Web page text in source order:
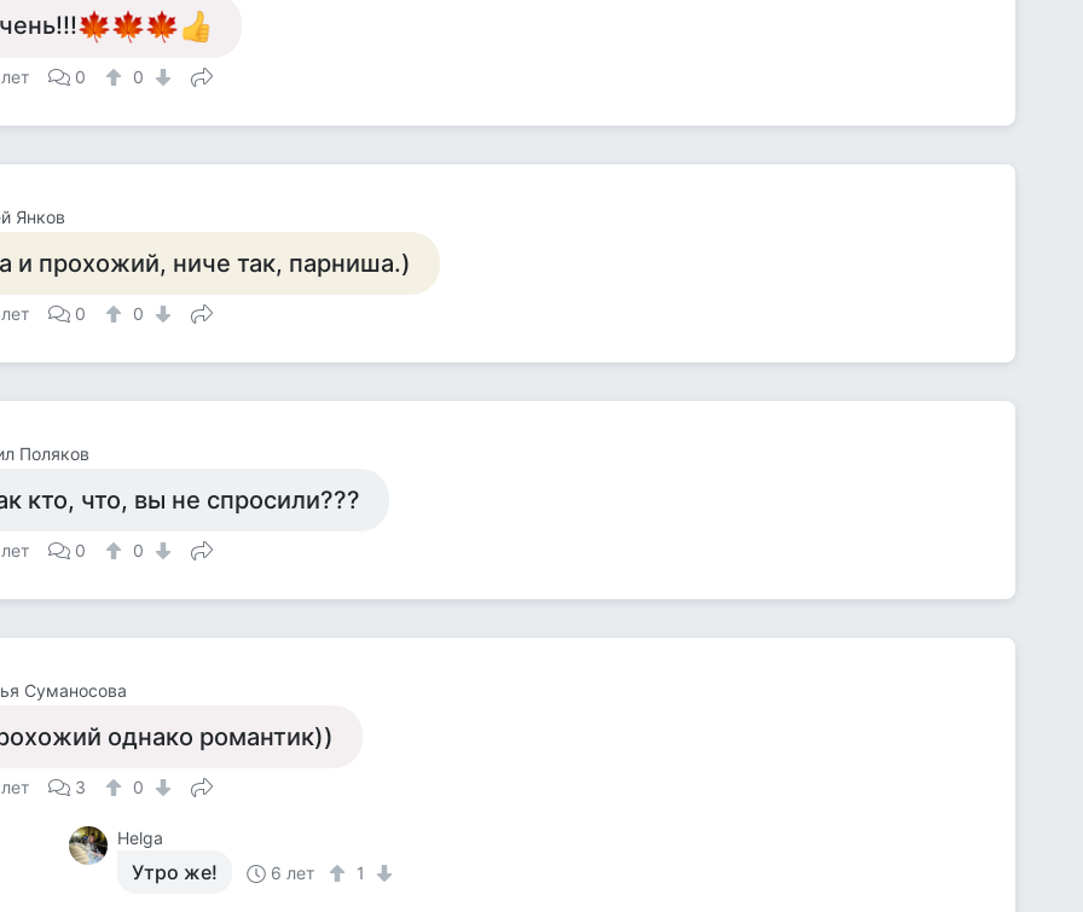
0 0
Янков
и прохожий, ниче так, парниша.)
0 0
Поляков
кто, что, вы не спросили???
0 0
Суманосова
однако романтик))
3 0
Helga
Утро же! 6 лет 1